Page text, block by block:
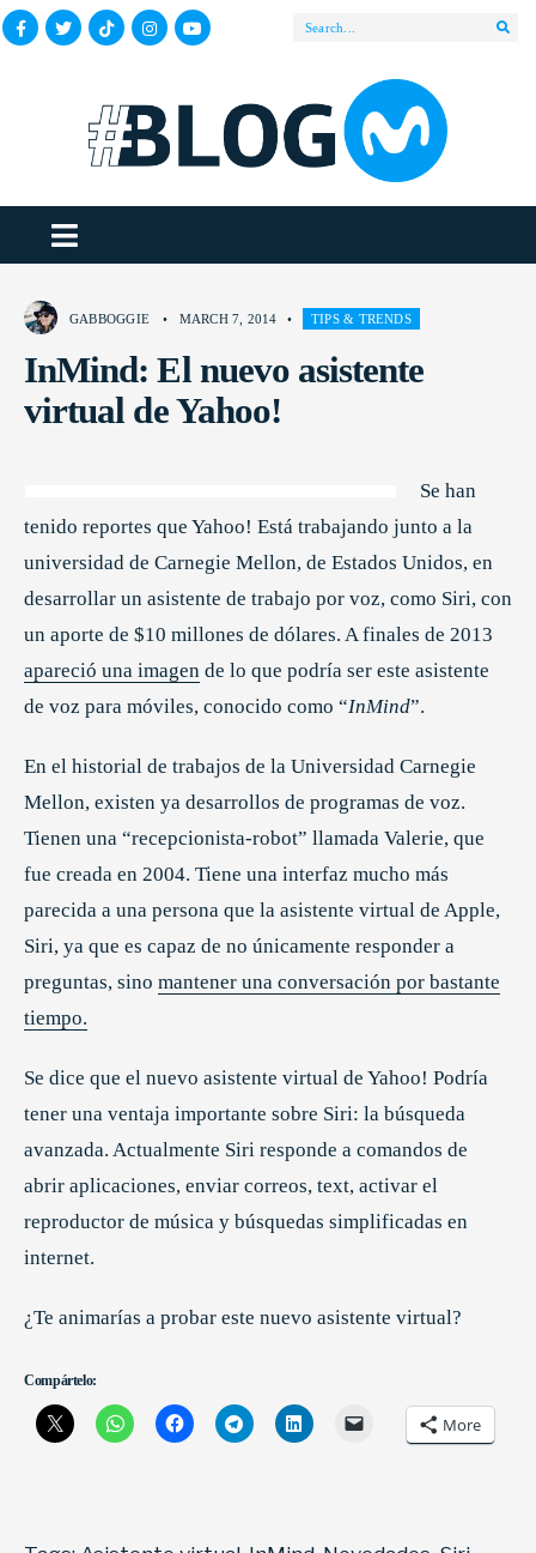
GABBOGGIE • MARCH 7, 2014 • TIPS & TRENDS
InMind: El nuevo asistente
virtual de Yahoo!
Se han
tenido reportes que Yahoo! Está trabajando junto a la
universidad de Carnegie Mellon, de Estados Unidos, en
desarrollar un asistente de trabajo por voz, como Siri, con
un aporte de $10 millones de dólares. A finales de 2013
apareció una imagen de lo que podría ser este asistente
de voz para móviles, conocido como “InMind”.
En el historial de trabajos de la Universidad Carnegie
Mellon, existen ya desarrollos de programas de voz.
Tienen una “recepcionista-robot” llamada Valerie, que
fue creada en 2004. Tiene una interfaz mucho más
parecida a una persona que la asistente virtual de Apple,
Siri, ya que es capaz de no únicamente responder a
preguntas, sino mantener una conversación por bastante
tiempo.
Se dice que el nuevo asistente virtual de Yahoo! Podría
tener una ventaja importante sobre Siri: la búsqueda
avanzada. Actualmente Siri responde a comandos de
abrir aplicaciones, enviar correos, text, activar el
reproductor de música y búsquedas simplificadas en
internet.
¿Te animarías a probar este nuevo asistente virtual?
Compártelo:
More